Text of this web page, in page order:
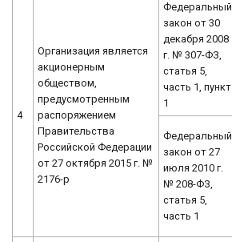
4
Организация является
акционерным
обществом,
предусмотренным
распоряжением
Правительства
Российской Федерации
от 27 октября 2015 г. №
2176-р
Федеральный
закон от 30
декабря 2008
г. № 307-ФЗ,
статья 5,
часть 1, пункт
1
Федеральный
закон от 27
июля 2010 г.
№ 208-ФЗ,
статья 5,
часть 1